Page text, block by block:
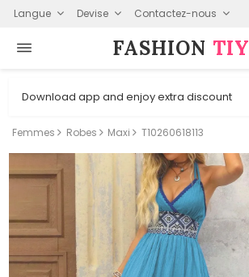
Langue Devise Contactez-nous
FASHION⁠ TIY
Download app and enjoy extra discount
Femmes Robes Maxi T10260618113